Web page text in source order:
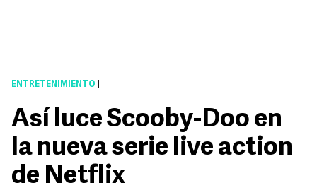
ENTRETENIMIENTO
Así luce Scooby-Doo en
la nueva serie live action
de Netflix